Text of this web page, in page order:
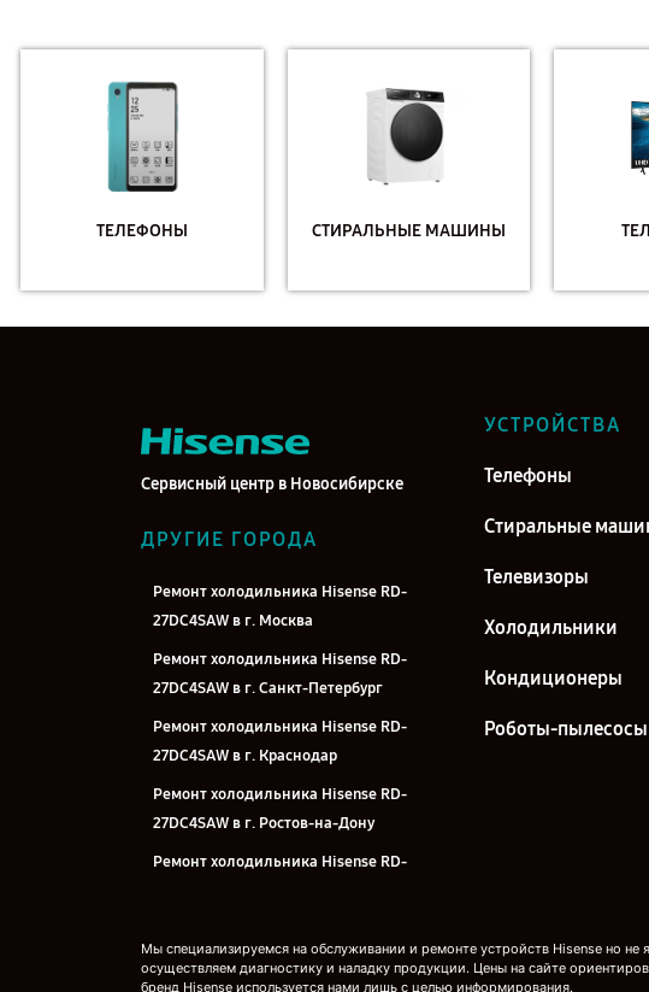
ТЕЛЕФОНЫ СТИРАЛЬНЫЕ МАШИНЫ
Сервисный центр в Новосибирске
ДРУГИЕ ГОРОДА
Ремонт холодильника Hisense RD-
27DC4SAW в г. Москва
Ремонт холодильника Hisense RD-
27DC4SAW в г. Санкт-Петербург
Ремонт холодильника Hisense RD-
27DC4SAW в г. Краснодар
Ремонт холодильника Hisense RD-
27DC4SAW в г. Ростов-на-Дону
Ремонт холодильника Hisense RD-
27DC4SAW в г. Челябинск
УСТРОЙСТВА
Телефоны
Стиральные
Телевизоры
Холодильники
Кондиционеры
Роботы-пылесосы
Мы специализируемся на обслуживании и ремонте устройств Hisense но
осуществляем диагностику и наладку продукции. Цены на сайте
бренд Hisense используется нами лишь с целью информирования.